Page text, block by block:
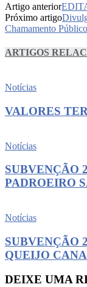
Artigo anterior
Próximo artigo
Chamamento
ARTIGOS
Notícias
VALORES
Notícias
SUBVENÇÃO
PADROEIRO
Notícias
SUBVENÇÃO
QUEIJO
DEIXE UMA